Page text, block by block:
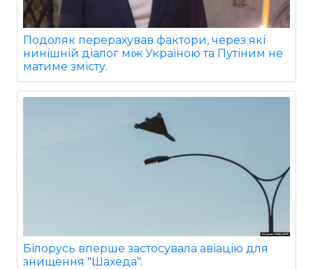
Подоляк перерахував фактори, через які
нинішній діалог між Україною та Путіним не
матиме змісту.
Білорусь вперше застосувала авіацію для
знищення "Шахеда".